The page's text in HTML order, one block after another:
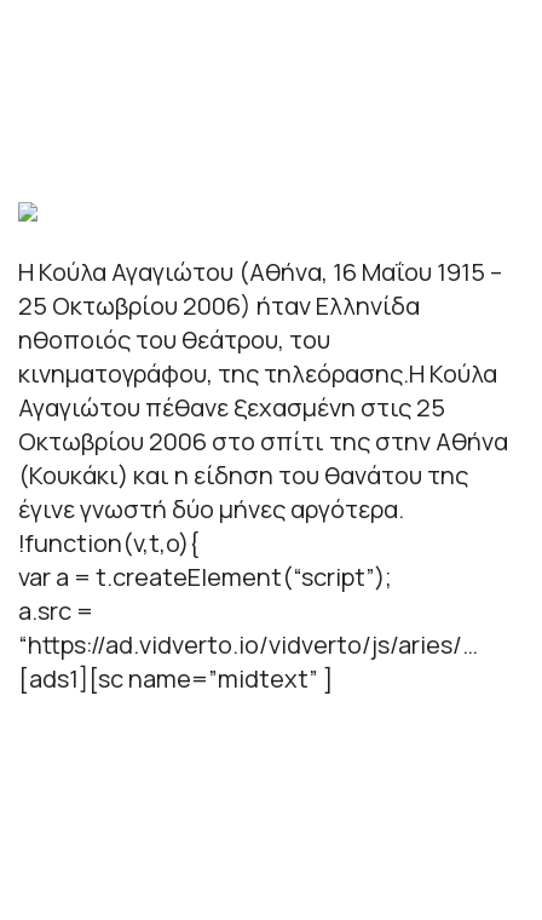
Η Κούλα Αγαγιώτου (Αθήνα, 16 Μαΐου 1915 –
25 Οκτωβρίου 2006) ήταν Ελληνίδα
ηθοποιός του θεάτρου, του
κινηματογράφου, της τηλεόρασης.Η Κούλα
Αγαγιώτου πέθανε ξεχασμένη στις 25
Οκτωβρίου 2006 στο σπίτι της στην Αθήνα
(Κουκάκι) και η είδηση του θανάτου της
έγινε γνωστή δύο μήνες αργότερα.
!function(v,t,o){
var a = t.createElement(“script”);
a.src =
“https://ad.vidverto.io/vidverto/js/aries/…
[ads1][sc name=”midtext” ]